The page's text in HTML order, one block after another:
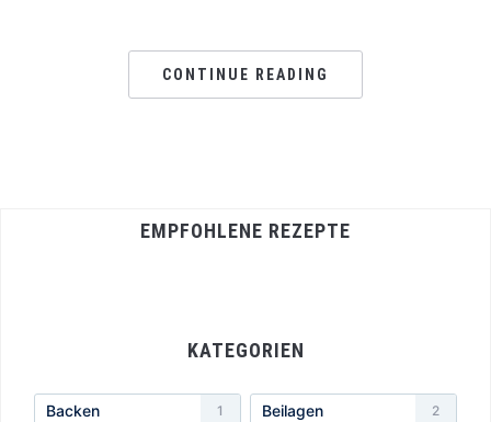
CONTINUE READING
EMPFOHLENE REZEPTE
KATEGORIEN
Backen 1 Beilagen 2